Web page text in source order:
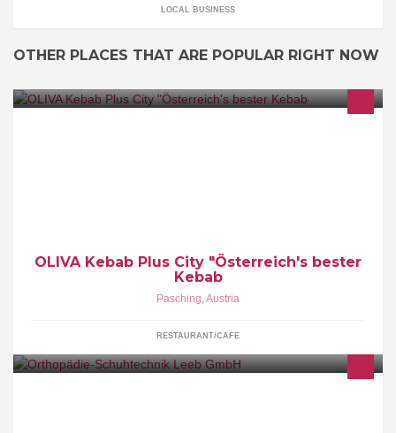
LOCAL BUSINESS
OTHER PLACES THAT ARE POPULAR RIGHT NOW
OLIVA Kebab Plus City "Österreich's bester
Kebab
Pasching,Austria
RESTAURANT/CAFE